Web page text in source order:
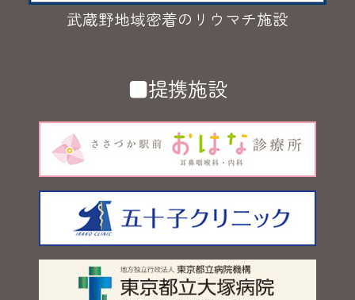
武蔵野地域密着のリウマチ施設
■提携施設